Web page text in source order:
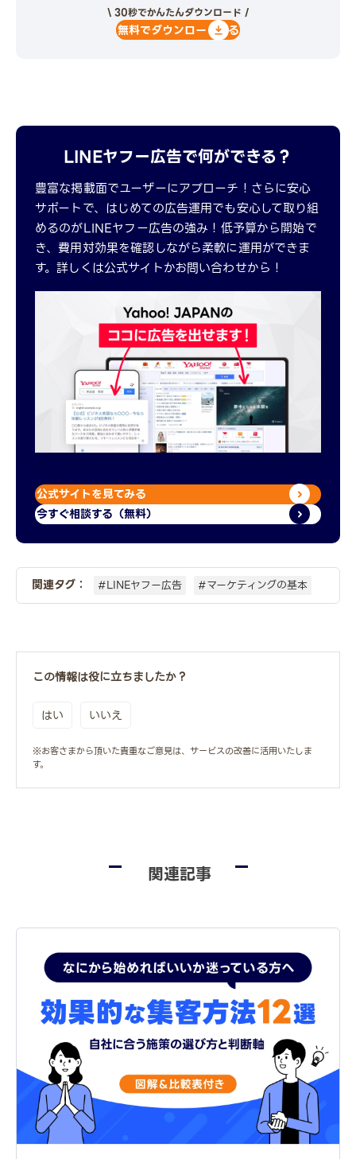
\ 30秒でかんたんダウンロード /
無料でダウンロードする
LINEヤフー広告で何ができる？
豊富な掲載面でユーザーにアプローチ！さらに安心
サポートで、はじめての広告運用でも安心して取り組
めるのがLINEヤフー広告の強み！低予算から開始で
き、費用対効果を確認しながら柔軟に運用ができま
す。詳しくは公式サイトかお問い合わせから！
公式サイトを見てみる
今すぐ相談する（無料）
関連タグ： #LINEヤフー広告 #マーケティングの基本
この情報は役に立ちましたか？
はい いいえ
※お客さまから頂いた貴重なご意見は、サービスの改善に活用いたしま
す。
関連記事